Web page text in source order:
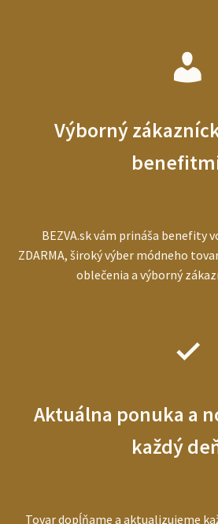
Výborný
BEZVA.sk vám prináša benefity
ZDARMA, široký výber módneho
oblečenia a výborný
Aktuálna ponuka a
každý
Tovar dopĺňame a aktualizujeme